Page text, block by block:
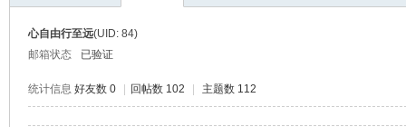
心自由行至远(UID: 84)
邮箱状态
已验证
统计信息 好友数 0 回帖数 102 主题数 112